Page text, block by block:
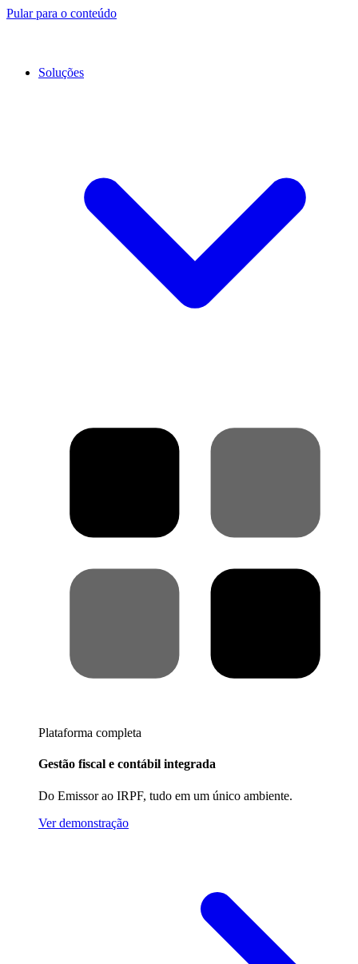
Pular para o conteúdo
Soluções
Plataforma completa
Gestão fiscal e contábil integrada
Do Emissor ao IRPF, tudo em um único ambiente.
Ver demonstração